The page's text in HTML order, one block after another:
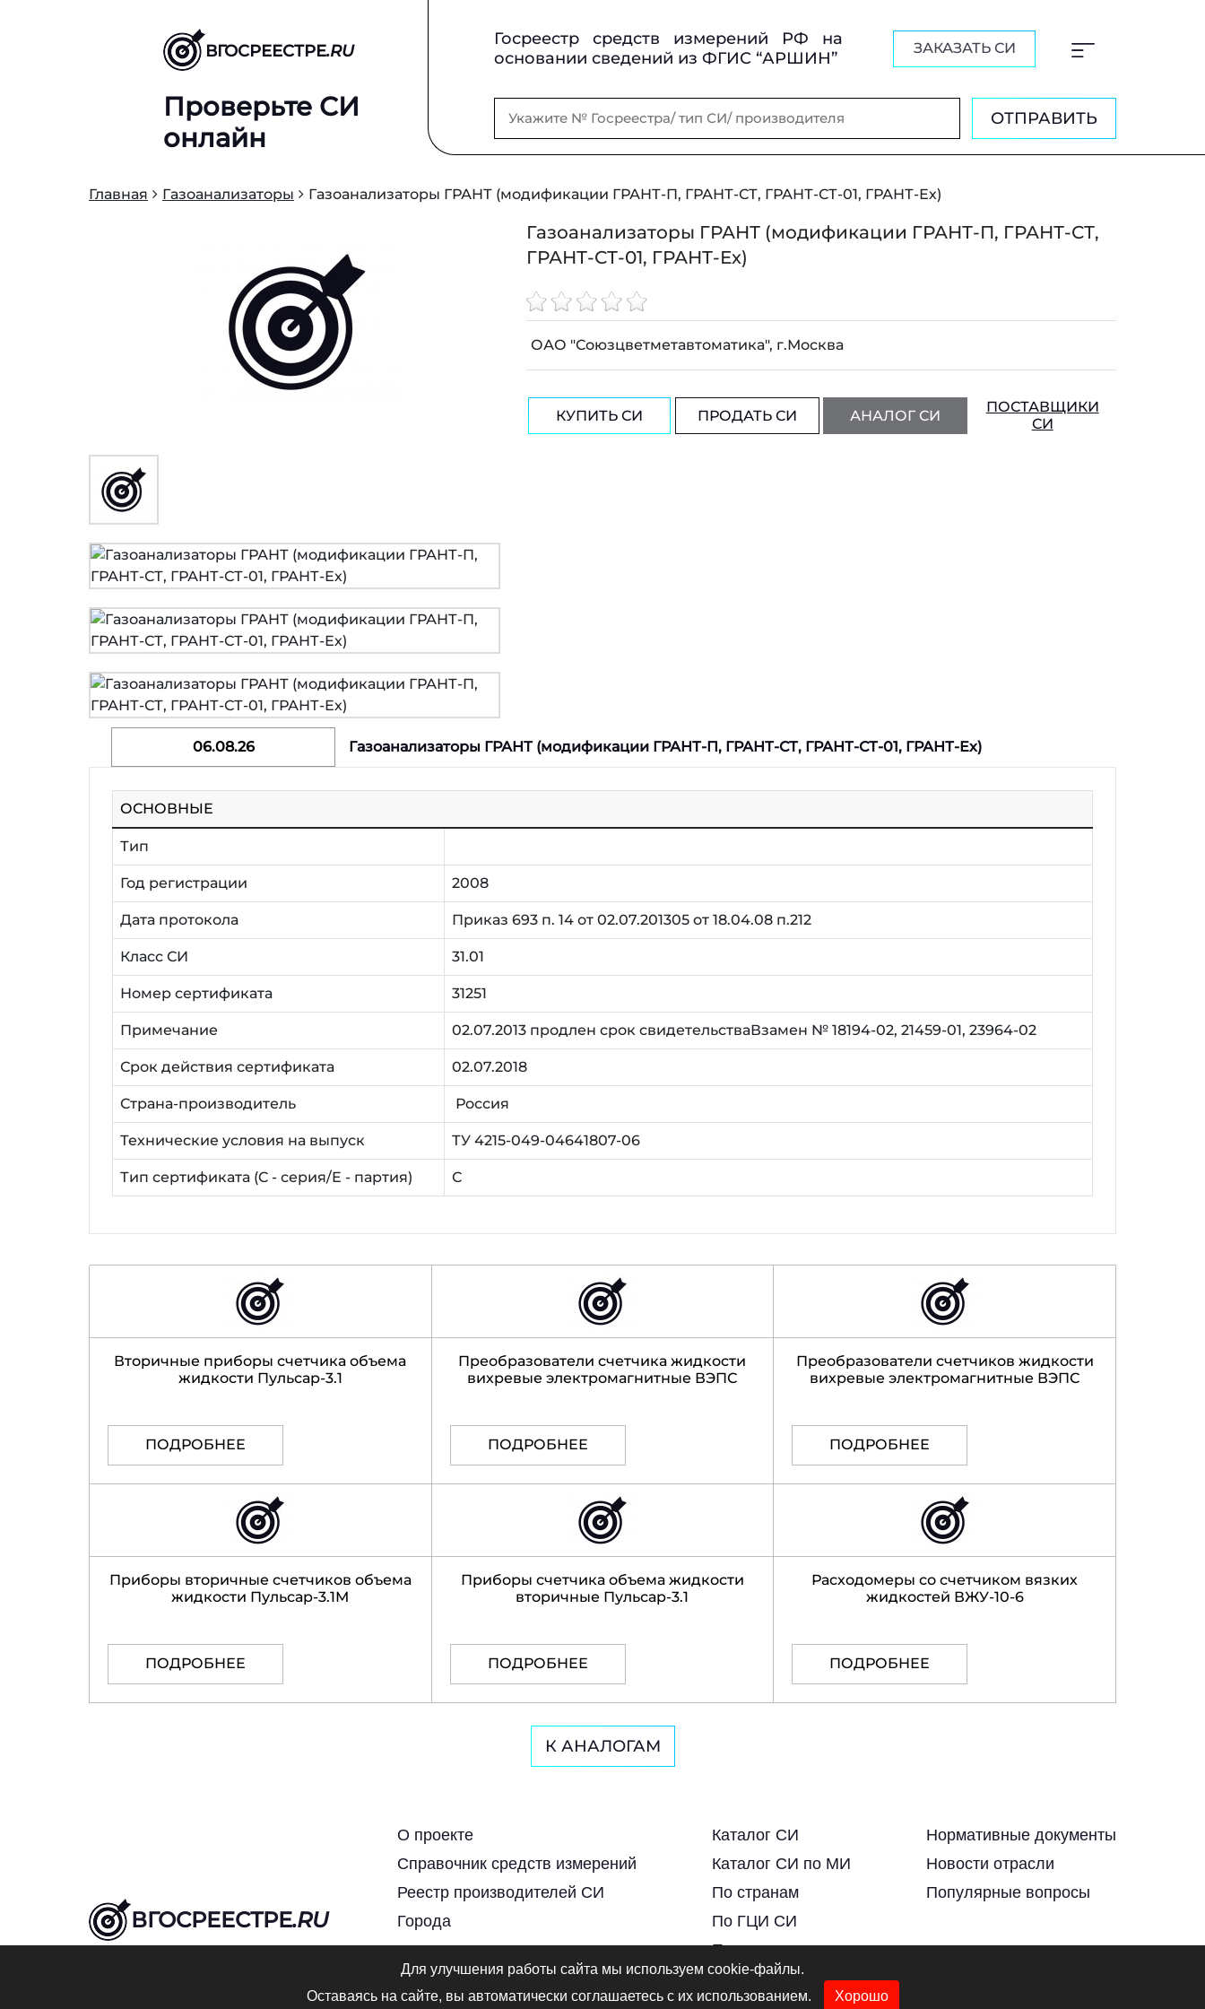
ВГОСРЕЕСТРЕ.RU
Госреестр средств измерений РФ на
основании сведений из ФГИС “АРШИН”
ЗАКАЗАТЬ СИ
Проверьте СИ
онлайн
ОТПРАВИТЬ
Главная Газоанализаторы Газоанализаторы ГРАНТ (модификации ГРАНТ-П, ГРАНТ-СТ, ГРАНТ-СТ-01, ГРАНТ-Ех)
Газоанализаторы ГРАНТ (модификации ГРАНТ-П, ГРАНТ-СТ,
ГРАНТ-СТ-01, ГРАНТ-Ех)
ОАО "Союзцветметавтоматика", г.Москва
КУПИТЬ СИ ПРОДАТЬ СИ АНАЛОГ СИ
ПОСТАВЩИКИ
СИ
06.08.26 Газоанализаторы ГРАНТ (модификации ГРАНТ-П, ГРАНТ-СТ, ГРАНТ-СТ-01, ГРАНТ-Ех)
ОСНОВНЫЕ
Тип
Год регистрации 2008
Дата протокола Приказ 693 п. 14 от 02.07.201305 от 18.04.08 п.212
Класс СИ 31.01
Номер сертификата 31251
Примечание 02.07.2013 продлен срок свидетельстваВзамен № 18194-02, 21459-01, 23964-02
Срок действия сертификата 02.07.2018
Страна-производитель Россия
Технические условия на выпуск ТУ 4215-049-04641807-06
Тип сертификата (C - серия/E - партия) С
Вторичные приборы счетчика объема
жидкости Пульсар-3.1
ПОДРОБНЕЕ
Преобразователи счетчика жидкости
вихревые электромагнитные ВЭПС
ПОДРОБНЕЕ
Преобразователи счетчиков жидкости
вихревые электромагнитные ВЭПС
ПОДРОБНЕЕ
Приборы вторичные счетчиков объема
жидкости Пульсар-3.1М
ПОДРОБНЕЕ
Приборы счетчика объема жидкости
вторичные Пульсар-3.1
ПОДРОБНЕЕ
Расходомеры со счетчиком вязких
жидкостей ВЖУ-10-6
ПОДРОБНЕЕ
К АНАЛОГАМ
ВГОСРЕЕСТРЕ.RU
О проекте
Справочник средств измерений
Реестр производителей СИ
Города
Каталог СИ
Каталог СИ по МИ
По странам
По ГЦИ СИ
По регионам
По тэгам
Нормативные документы
Новости отрасли
Популярные вопросы
Для улучшения работы сайта мы используем cookie-файлы.
Оставаясь на сайте, вы автоматически соглашаетесь с их использованием.
Хорошо